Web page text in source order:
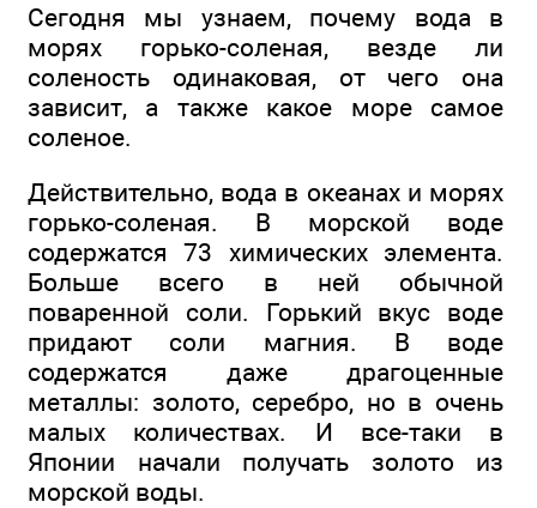
Сегодня мы узнаем, почему вода в
морях горько-соленая, везде ли
соленость одинаковая, от чего она
зависит, а также какое море самое
соленое.
Действительно, вода в океанах и морях
горько-соленая. В морской воде
содержатся 73 химических элемента.
Больше всего в ней обычной
поваренной соли. Горький вкус воде
придают соли магния. В воде
содержатся даже драгоценные
металлы: золото, серебро, но в очень
малых количествах. И все-таки в
Японии начали получать золото из
морской воды.